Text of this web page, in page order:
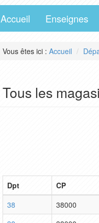
Accueil Enseignes
Vous êtes ici : Accueil
Tous les
Dpt CP
38
38000